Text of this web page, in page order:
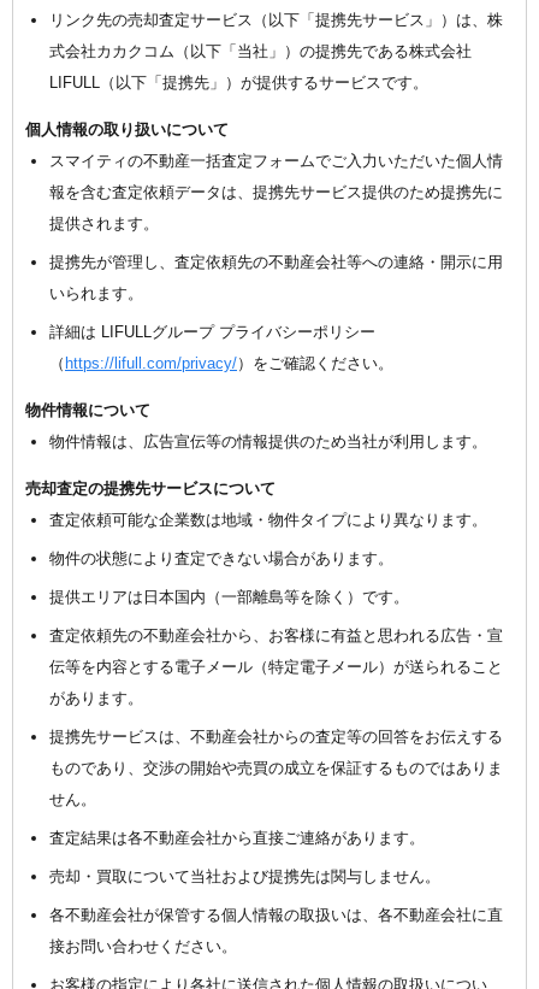
リンク先の売却査定サービス（以下「提携先サービス」）は、株
式会社カカクコム（以下「当社」）の提携先である株式会社
LIFULL（以下「提携先」）が提供するサービスです。
個人情報の取り扱いについて
スマイティの不動産一括査定フォームでご入力いただいた個人情
報を含む査定依頼データは、提携先サービス提供のため提携先に
提供されます。
提携先が管理し、査定依頼先の不動産会社等への連絡・開示に用
いられます。
詳細は LIFULLグループ プライバシーポリシー
（ https://lifull.com/privacy/）をご確認ください。
物件情報について
物件情報は、広告宣伝等の情報提供のため当社が利用します。
売却査定の提携先サービスについて
査定依頼可能な企業数は地域・物件タイプにより異なります。
物件の状態により査定できない場合があります。
提供エリアは日本国内（一部離島等を除く）です。
査定依頼先の不動産会社から、お客様に有益と思われる広告・宣
伝等を内容とする電子メール（特定電子メール）が送られること
があります。
提携先サービスは、不動産会社からの査定等の回答をお伝えする
ものであり、交渉の開始や売買の成立を保証するものではありま
せん。
査定結果は各不動産会社から直接ご連絡があります。
売却・買取について当社および提携先は関与しません。
各不動産会社が保管する個人情報の取扱いは、各不動産会社に直
接お問い合わせください。
お客様の指定により各社に送信された個人情報の取扱いについ